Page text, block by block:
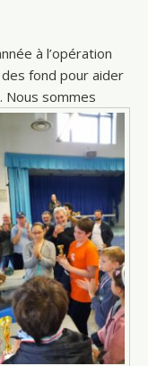
à l’opération
fond pour aider
Nous sommes